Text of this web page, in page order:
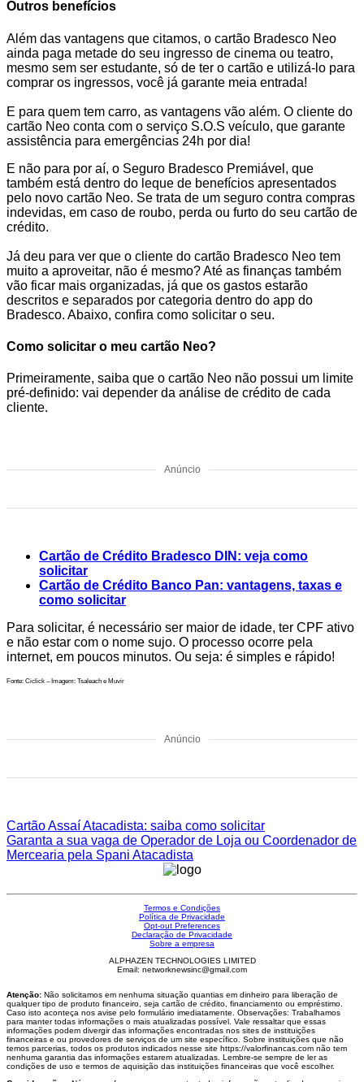
Outros benefícios
Além das vantagens que citamos, o cartão Bradesco Neo
ainda paga metade do seu ingresso de cinema ou teatro,
mesmo sem ser estudante, só de ter o cartão e utilizá-lo para
comprar os ingressos, você já garante meia entrada!
E para quem tem carro, as vantagens vão além. O cliente do
cartão Neo conta com o serviço S.O.S veículo, que garante
assistência para emergências 24h por dia!
E não para por aí, o Seguro Bradesco Premiável, que
também está dentro do leque de benefícios apresentados
pelo novo cartão Neo. Se trata de um seguro contra compras
indevidas, em caso de roubo, perda ou furto do seu cartão de
crédito.
Já deu para ver que o cliente do cartão Bradesco Neo tem
muito a aproveitar, não é mesmo? Até as finanças também
vão ficar mais organizadas, já que os gastos estarão
descritos e separados por categoria dentro do app do
Bradesco. Abaixo, confira como solicitar o seu.
Como solicitar o meu cartão Neo?
Primeiramente, saiba que o cartão Neo não possui um limite
pré-definido: vai depender da análise de crédito de cada
cliente.
Anúncio
Cartão de Crédito Bradesco DIN: veja como
solicitar
Cartão de Crédito Banco Pan: vantagens, taxas e
como solicitar
Para solicitar, é necessário ser maior de idade, ter CPF ativo
e não estar com o nome sujo. O processo ocorre pela
internet, em poucos minutos. Ou seja: é simples e rápido!
Fonte: Ciclick – Imagem: Tsaleach e Muvir
Anúncio
Cartão Assaí Atacadista: saiba como solicitar
Garanta a sua vaga de Operador de Loja ou Coordenador de
Mercearia pela Spani Atacadista
Termos e Condições
Política de Privacidade
Opt-out Preferences
Declaração de Privacidade
Sobre a empresa
ALPHAZEN TECHNOLOGIES LIMITED
Email: networknewsinc@gmail.com
Atenção: Não solicitamos em nenhuma situação quantias em dinheiro para liberação de
qualquer tipo de produto financeiro, seja cartão de crédito, financiamento ou empréstimo.
Caso isto aconteça nos avise pelo formulário imediatamente. Observações: Trabalhamos
para manter todas informações o mais atualizadas possível. Vale ressaltar que essas
informações podem divergir das informações encontradas nos sites de instituições
financeiras e ou provedores de serviços de um site específico. Sobre instituições que não
temos parcerias, todos os produtos indicados nesse site https://valorfinancas.com não tem
nenhuma garantia das informações estarem atualizadas. Lembre-se sempre de ler as
condições de uso e termos de aquisição das instituições financeiras que você escolher.